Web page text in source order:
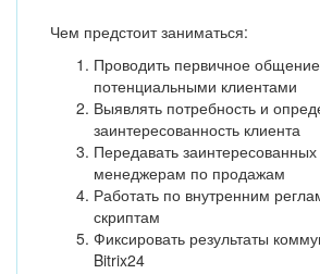
Чем предстоит заниматься:
Проводить первичное
потенциальными клиентами
Выявлять потребность и
заинтересованность клиента
Передавать заинтересованных
менеджерам по продажам
Работать по внутренним
скриптам
Фиксировать результаты
Bitrix24